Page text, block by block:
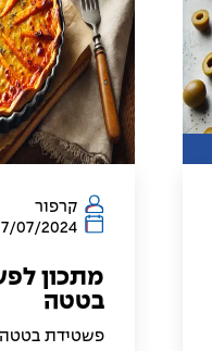
קרפור
07/2024
מתכון
בטטה
פשטידת בטטה